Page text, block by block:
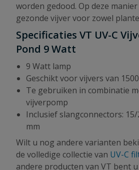
worden gedood. Op deze
gezonde vijver voor zowel
Specificaties VT UV-C
Pond 9 Watt
9 Watt lamp
Geschikt voor vijvers van
Te gebruiken in combinatie
vijverpomp
Inclusief slangconnectors:
mm
Wilt u nog andere varianten
de volledige collectie van UV-C
andere producten van VT bent